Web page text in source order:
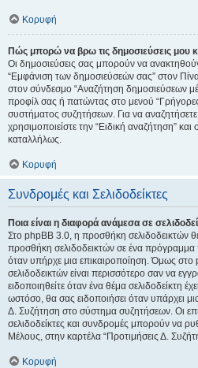
Κορυφή
Πώς μπορώ να βρω τις δημοσιεύσεις μου
Οι δημοσιεύσεις σας μπορούν να
“Εμφάνιση των δημοσιεύσεών σας” στον
στον σύνδεσμο “Αναζήτηση δημοσιεύσεων
προφίλ σας ή πατώντας στο μενού
συστήματος συζητήσεων. Για να
χρησιμοποιείστε την “Ειδική αναζήτηση”
καταλλήλως.
Κορυφή
Συνδρομές και Σελιδοδείκτες
Ποια είναι η διαφορά ανάμεσα σε
Στο phpBB 3.0, η προσθήκη σελιδοδεικτών
προσθήκη σελιδοδεικτών σε ένα
όταν υπήρχε μια επικαιροποίηση. Όμως
σελιδοδεικτών είναι περισσότερο σαν να
ειδοποιηθείτε όταν ένα θέμα σελιδοδείκτη
ωστόσο, θα σας ειδοποιήσει όταν υπάρχει
Δ. Συζήτηση στο σύστημα συζητήσεων. Οι
σελιδοδείκτες και συνδρομές μπορούν να
Μέλους, στην καρτέλα “Προτιμήσεις Δ.
Κορυφή